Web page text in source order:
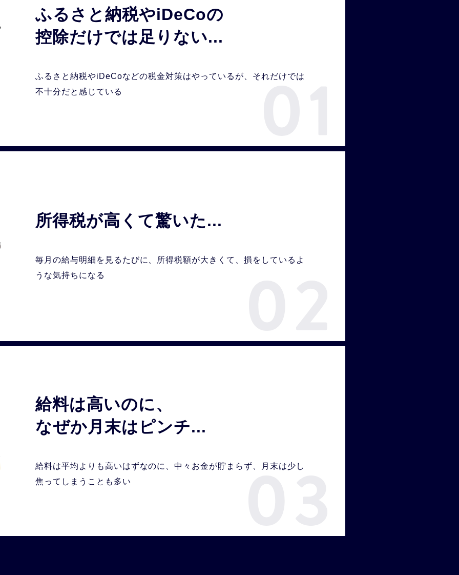
ふるさと納税やiDeCoの
控除だけでは足りない...
ふるさと納税やiDeCoなどの税金対策はやっているが、それだけでは
不十分だと 感じている
所得税が高くて驚いた...
毎月の給与明細を見るたびに、所得税額が大きくて、損をしているよ
うな気持ちになる
給料は高いのに、
なぜか月末はピンチ...
給料は平均よりも高いはずなのに、中々お金が貯まらず、
月末は少し
焦ってしまうことも多い